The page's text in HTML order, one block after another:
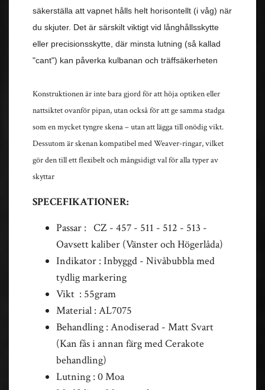
säkerställa att vapnet hålls helt horisontellt (i våg) när
du skjuter. Det är särskilt viktigt vid långhållsskytte
eller precisionsskytte, där minsta lutning (så kallad
"cant") kan påverka kulbanan och träffsäkerheten
Konstruktionen är inte bara gjord för att höja optiken eller
nattsiktet ovanför pipan, utan också för att ge samma stadga
som en mycket tyngre skena – utan att lägga till onödig vikt.
Dessutom är skenan kompatibel med Weaver-ringar, vilket
gör den till ett flexibelt och mångsidigt val för alla typer av
skyttar
SPECEFIKATIONER:
Passar : CZ - 457 - 511 - 512 - 513 -
Oavsett kaliber (Vänster och Högerlåda)
Indikator : Inbyggd - Nivåbubbla med
tydlig markering
Vikt : 55gram
Material : AL7075
Behandling : Anodiserad - Matt Svart
(Kan fås i annan färg med Cerakote
behandling)
Lutning : 0 Moa